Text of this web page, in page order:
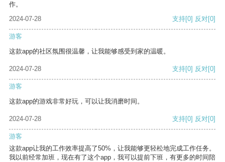
作。
2024-07-28
支持[0] 反对[0]
游客
这款app的社区氛围很温馨，让我能够感受到家的温暖。
2024-07-28 支持[0] 反对[0]
游客
这款app的游戏非常好玩，可以让我消磨时间。
2024-07-28 支持[0] 反对[0]
游客
这款app让我的工作效率提高了50%，让我能够更轻松地完成工作任务。
我以前经常加班，现在有了这个app，我可以提前下班，有更多的时间陪